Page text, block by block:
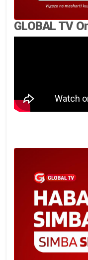
GLOBAL TV